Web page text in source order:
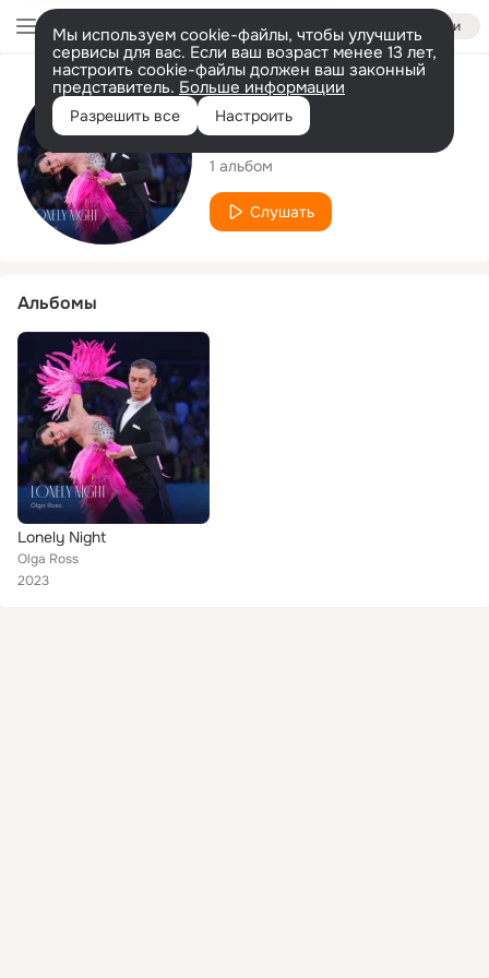
Войти
Мы используем cookie-файлы, чтобы улучшить
сервисы для вас. Если ваш возраст менее 13 лет,
настроить cookie-файлы должен ваш законный
представитель. Больше информации
Разрешить все Настроить
Исполнитель
Olga Ross
1 альбом
Слушать
Альбомы
Lonely Night
Olga Ross
2023